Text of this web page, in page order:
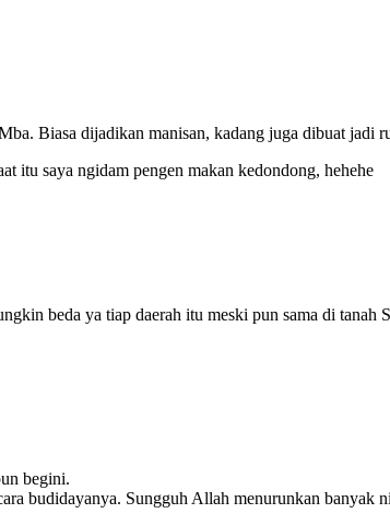
Biasa dijadikan manisan, kadang juga dibuat
itu saya ngidam pengen makan kedondong, hehehe
beda ya tiap daerah itu meski pun sama di
begini.
budidayanya. Sungguh Allah menurunkan